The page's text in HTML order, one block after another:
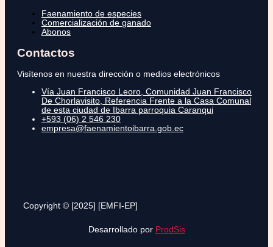
Faenamiento de especies
Comercialización de ganado
Abonos
Contactos
Visítenos en nuestra dirección o medios electrónicos
Vía Juan Francisco Leoro, Comunidad Juan Francisco
De Chorlavisito, Referencia Frente a la Casa Comunal
de esta ciudad de Ibarra parroquia Caranqui
+593 (06) 2 546 230
empresa@faenamientoibarra.gob.ec
Copyright © [2025] [EMFI-EP]
Desarrollado por ProdSis